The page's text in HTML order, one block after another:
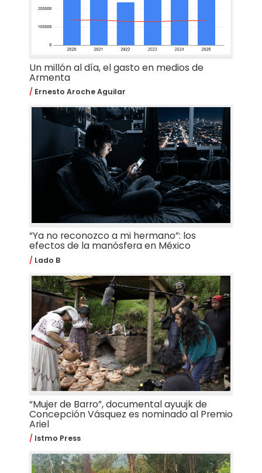
Un millón al día, el gasto en medios de
Armenta
Ernesto Aroche Aguilar
“Ya no reconozco a mi hermano”: los
efectos de la manósfera en México
Lado B
“Mujer de Barro”, documental ayuujk de
Concepción Vásquez es nominado al Premio
Ariel
Istmo Press